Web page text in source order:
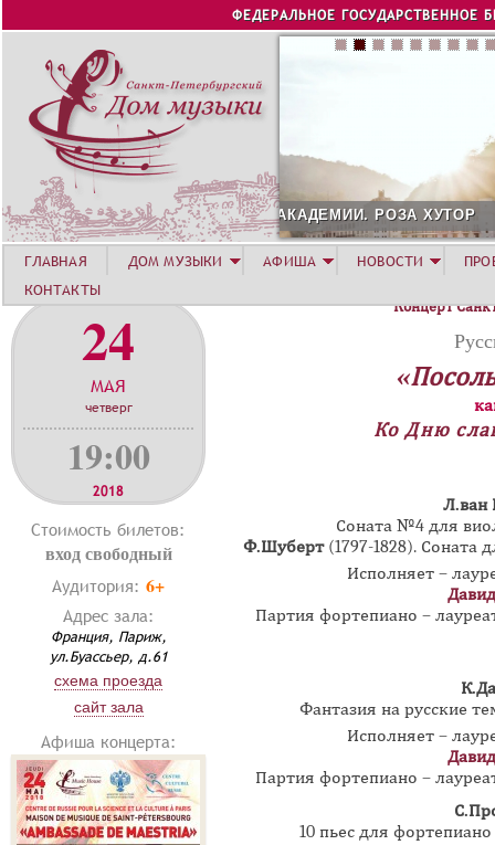
Jump to navigation
ФЕДЕРАЛЬНОЕ ГОСУДАРСТВЕННОЕ
СОЛИСТ АВГУСТА 2026 -
24
МАЯ
четверг
19:00
2018
Стоимость билетов:
вход свободный
Аудитория: 6+
Адрес зала:
Франция, Париж,
ул.Буассьер, д.61
схема проезда
сайт зала
Афиша концерта:
Концерт
Ко Дню
Л.ван
Соната №4 для
Ф.Шуберт(1797-1828). Соната
Исполняет –
Партия фортепиано –
Фантазия на русские
Исполняет –
Партия фортепиано –
10 пьес для
ГЛАВНАЯ ДОМ МУЗЫКИ АФИША НОВОСТИ
КОНТАКТЫ